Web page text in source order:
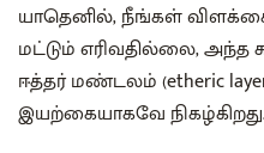
யாதெனில், நீங்கள்
மட்டும் எரிவதில்லை, அந்த
ஈத்தர் மண்டலம் (etheric
இயற்கையாகவே நிகழ்கிறது.